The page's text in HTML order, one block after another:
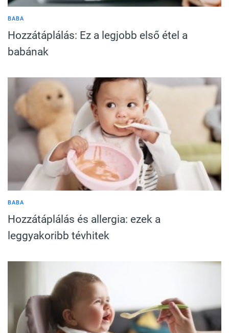
BABA
Hozzátáplálás: Ez a legjobb első étel a
babának
BABA
Hozzátáplálás és allergia: ezek a
leggyakoribb tévhitek